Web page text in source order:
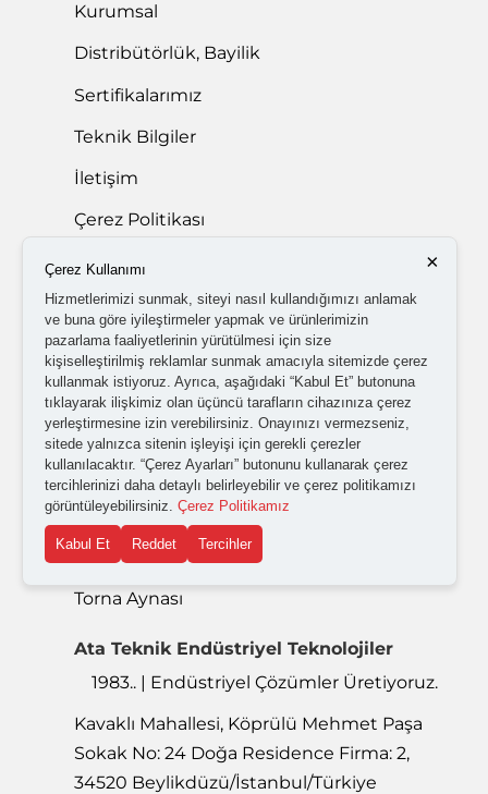
Kurumsal
Distribütörlük, Bayilik
Sertifikalarımız
Teknik Bilgiler
İletişim
Çerez Politikası
KVKK Aydınlatma Metni
Kesici Takım
Freze Bileme Makinesi
Matkap Bileme Makinesi
Kalıp Elemanları
Takım Tutucu
Kater ve Tarama Başlığı
Mengene Çeşitleri
Torna Aynası
Ata Teknik Endüstriyel Teknolojiler
1983.. | Endüstriyel Çözümler Üretiyoruz.
Kavaklı Mahallesi, Köprülü Mehmet Paşa
Sokak No: 24 Doğa Residence Firma: 2,
34520 Beylikdüzü/İstanbul/Türkiye
×
Çerez Kullanımı
Hizmetlerimizi sunmak, siteyi nasıl kullandığımızı anlamak
ve buna göre iyileştirmeler yapmak ve ürünlerimizin
pazarlama faaliyetlerinin yürütülmesi için size
kişiselleştirilmiş reklamlar sunmak amacıyla sitemizde çerez
kullanmak istiyoruz. Ayrıca, aşağıdaki “Kabul Et” butonuna
tıklayarak ilişkimiz olan üçüncü tarafların cihazınıza çerez
yerleştirmesine izin verebilirsiniz. Onayınızı vermezseniz,
sitede yalnızca sitenin işleyişi için gerekli çerezler
kullanılacaktır. “Çerez Ayarları” butonunu kullanarak çerez
tercihlerinizi daha detaylı belirleyebilir ve çerez politikamızı
görüntüleyebilirsiniz. Çerez Politikamız
Kabul Et Reddet Tercihler